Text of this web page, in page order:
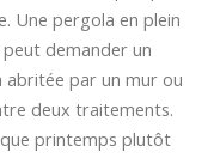
Une pergola en plein
demander un
abritée par un mur ou
deux traitements.
printemps plutôt